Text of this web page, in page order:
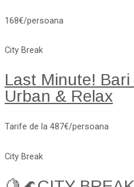
168€/persoana
City Break
Last Minute!
Urban & Relax
Tarife de la 487€/persoana
City Break